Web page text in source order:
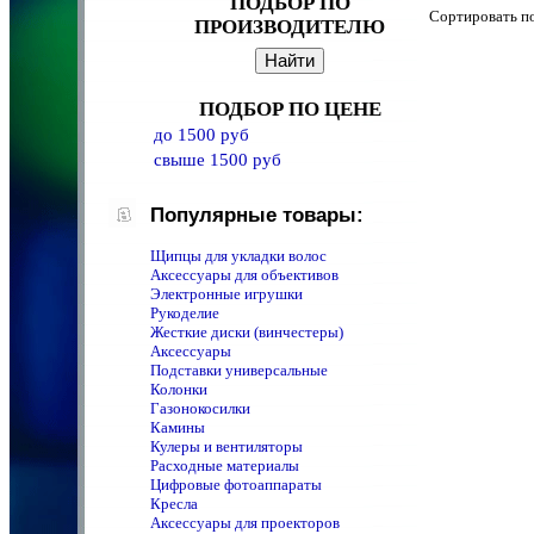
ПРОИЗВОДИТЕЛЮ
ПОДБОР ПО ЦЕНЕ
до 1500 руб
свыше 1500 руб
Популярные товары:
Щипцы для укладки волос
Аксессуары для объективов
Электронные игрушки
Рукоделие
Жесткие диски (винчестеры)
Аксессуары
Подставки универсальные
Колонки
Газонокосилки
Камины
Кулеры и вентиляторы
Расходные материалы
Цифровые фотоаппараты
Кресла
Аксессуары для проекторов
Сортировать